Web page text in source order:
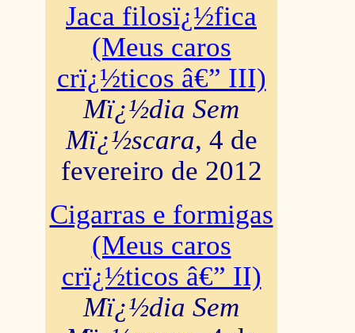
Jaca filosï¿½fica
(Meus caros
crï¿½ticos â€” III)
Mï¿½dia Sem
Mï¿½scara, 4 de
fevereiro de 2012
Cigarras e formigas
(Meus caros
crï¿½ticos â€” II)
Mï¿½dia Sem